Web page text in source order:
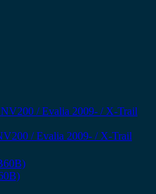
/ Evalia 2009- / X-Trail